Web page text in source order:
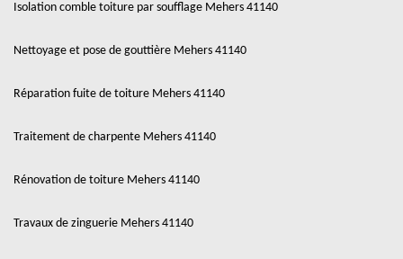
Isolation comble toiture par soufflage Mehers 41140
Nettoyage et pose de gouttière Mehers 41140
Réparation fuite de toiture Mehers 41140
Traitement de charpente Mehers 41140
Rénovation de toiture Mehers 41140
Travaux de zinguerie Mehers 41140